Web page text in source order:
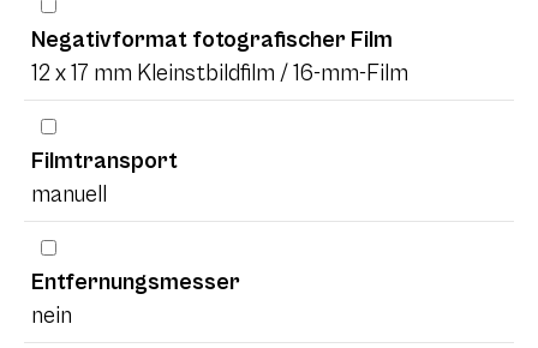
Negativformat fotografischer Film
12 x 17 mm Kleinstbildfilm / 16-mm-Film
Filmtransport
manuell
Entfernungsmesser
nein